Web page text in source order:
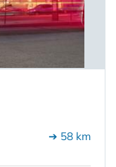
➔ 58 km